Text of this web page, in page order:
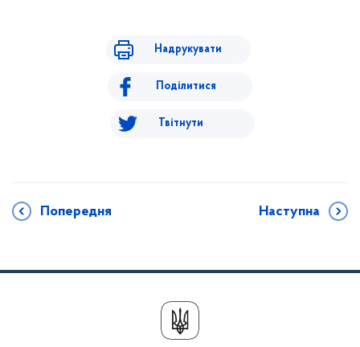
Надрукувати
Поділитися
Твітнути
Попередня Наступна